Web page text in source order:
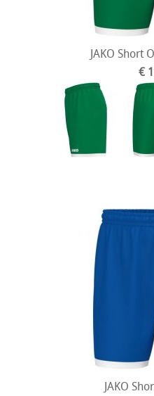
JAKO Short
€
JAKO